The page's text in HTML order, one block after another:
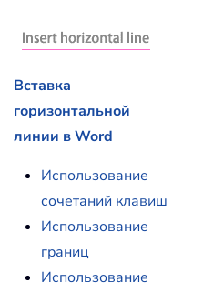
Вставка
горизонтальной
линии в Word
Использование
сочетаний клавиш
Использование
границ
Использование